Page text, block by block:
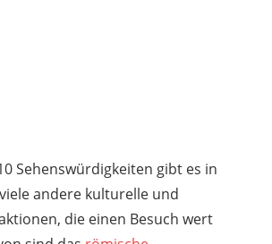
Sehenswürdigkeiten gibt es in
andere kulturelle und
die einen Besuch wert